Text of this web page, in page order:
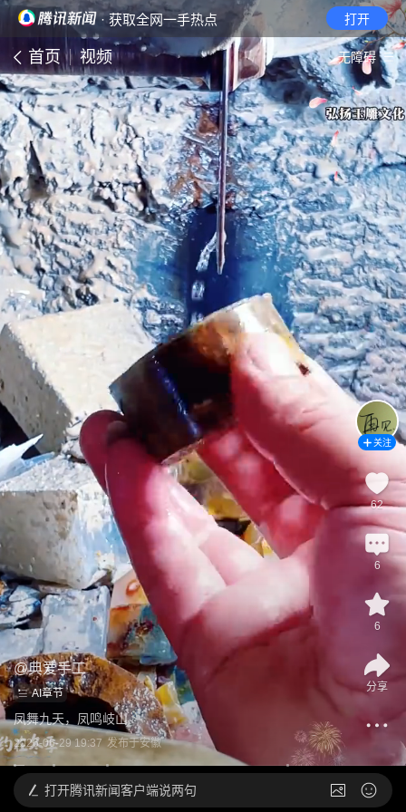
· 获取全网一手热点 打开
首页 视频 无障碍
@典爱手工
AI章节
凤舞九天，凤鸣岐山
2026-06-29 19:37 发布于安徽
关注
62
6
6
分享
打开腾讯新闻客户端说两句